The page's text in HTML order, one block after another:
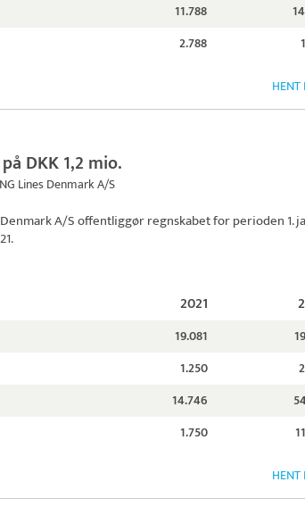
11.788
2.788
HENT
DKK 1,2 mio.
Lines Denmark A/S
A/Soffentliggør regnskabet for perioden 1.
2021
19.081
1.250
14.746
1.750
HENT